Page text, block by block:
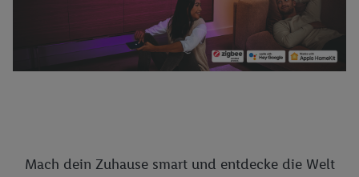
Mach dein Zuhause smart und entdecke die Welt